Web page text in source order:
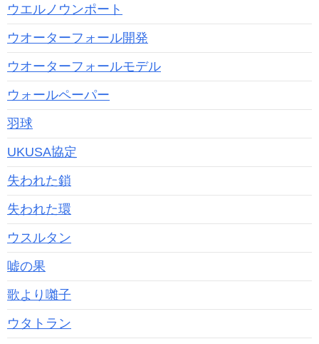
ウエルノウンポート
ウオーターフォール開発
ウオーターフォールモデル
ウォールペーパー
羽球
UKUSA協定
失われた鎖
失われた環
ウスルタン
嘘の果
歌より囃子
ウタトラン